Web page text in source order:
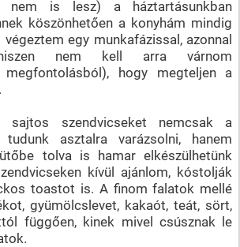
nem is lesz) a háztartásunkban
köszönhetően a konyhám mindig
egy munkafázissal, azonnal
hiszen nem kell arra várnom
megfontolásból), hogy megteljen a
sajtos szendvicseket nemcsak a
tudunk asztalra varázsolni, hanem
tolva is hamar elkészülhetünk
kívül ajánlom, kóstolják
toastot is. A finom falatok mellé
gyümölcslevet, kakaót, teát, sört,
függően, kinek mivel csúsznak le